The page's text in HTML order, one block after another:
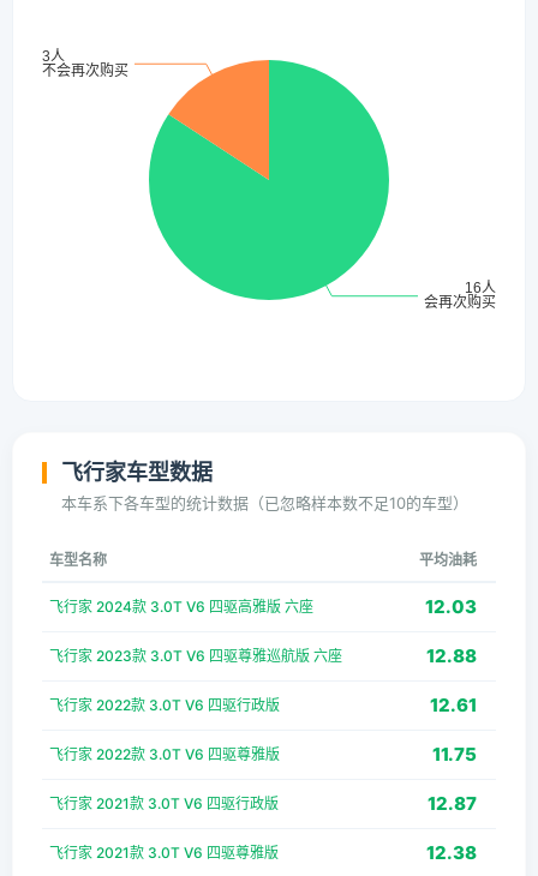
飞行家车型数据
本车系下各车型的统计数据（已忽略样本数不足10的车型）
车型名称 平均油耗
飞行家 2024款 3.0T V6 四驱高雅版 六座 12.03
飞行家 2023款 3.0T V6 四驱尊雅巡航版 六座 12.88
飞行家 2022款 3.0T V6 四驱行政版 12.61
飞行家 2022款 3.0T V6 四驱尊雅版 11.75
飞行家 2021款 3.0T V6 四驱行政版 12.87
飞行家 2021款 3.0T V6 四驱尊雅版 12.38